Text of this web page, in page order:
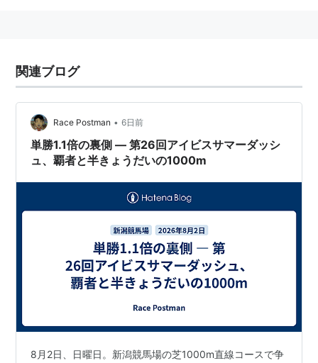
の成績をポイント化し、総合得点によって各シリーズの
5000万円のボーナスが贈呈される。合計得点が13点以
上で、かつ対象レースを1勝以上を挙げた競走馬が対
象。同点馬が複数の場合は着順上位の記録によるポイン
サマースプリントシリーズ
函館スプリントS 1200メートル GIII
アイビスサマーダッシ
ュ
直線1000メート
ル
第3
北九州記念 1200メートル GIII 小倉
関連ブログ
Race Postman • 6日前
単勝1.1倍の裏側 ― 第26回アイビスサマーダッシ
ュ、覇者と半きょうだいの1000m
8月2日、日曜日。新潟競馬場の芝1000m直線コースで争